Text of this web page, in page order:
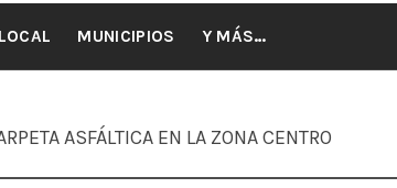
LOCAL MUNICIPIOS Y MÁS…
ASFÁLTICA EN LA ZONA CENTRO